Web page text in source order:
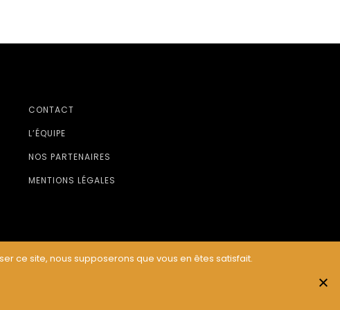
CONTACT
L’ÉQUIPE
NOS PARTENAIRES
MENTIONS LÉGALES
ce site, nous supposerons que vous en êtes satisfait.